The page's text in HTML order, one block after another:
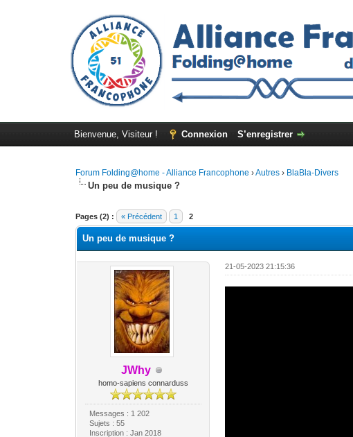
Bienvenue, Visiteur ! Connexion S’enregistrer
Forum Folding@home - Alliance Francophone ›Autres › BlaBla-Divers
Un peu de musique ?
Pages (2) : « Précédent 1 2
Un peu de musique ?
JWhy
homo-sapiens connarduss
Messages : 1 202
Sujets : 55
Inscription : Jan 2018
21-05-2023 21:15:36